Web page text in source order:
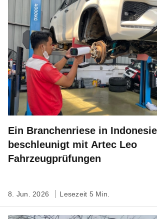
Ein Branchenriese in
beschleunigt mit Artec Leo
Fahrzeugprüfungen
8. Jun. 2026 Lesezeit 5 Min.